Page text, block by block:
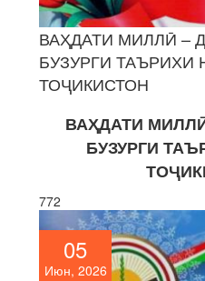
ВАҲДАТИ МИЛЛӢ –
БУЗУРГИ ТАЪРИХИ
ТОҶИКИСТОН
ВАҲДАТИ
БУЗУРГИ
772
05
Июн, 2026